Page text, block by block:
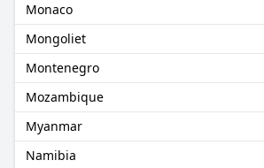
Monaco
Mongoliet
Montenegro
Mozambique
Myanmar
Namibia